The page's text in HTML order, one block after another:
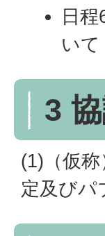
日
いて
3
(1)（仮
定及びパ